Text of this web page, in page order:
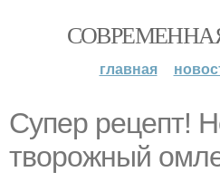
главная
Супер рецепт!
творожный